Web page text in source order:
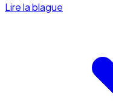
Lire la blague